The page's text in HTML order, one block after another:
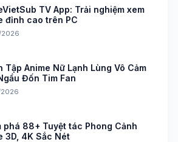
TV App: Trải nghiệm xem
đỉnh cao trên PC
Tập Anime Nữ Lạnh Lùng Vô Cảm
Đốn Tim Fan
phá 88+ Tuyệt tác Phong Cảnh
3D, 4K Sắc Nét